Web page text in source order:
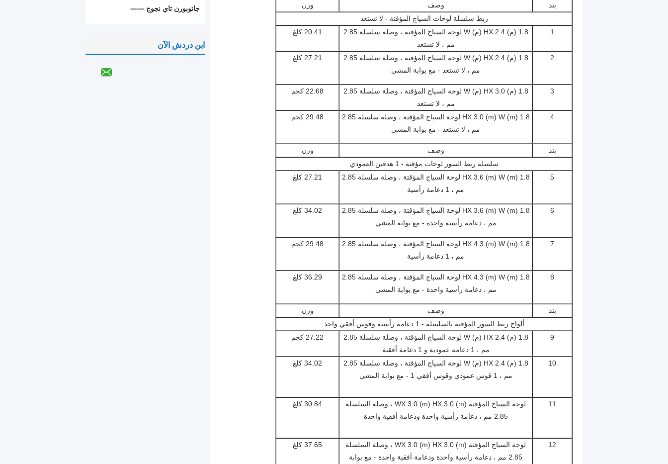
—— جاتوبورن تاي نجوج
ابن دردش الآن
بند
وصف
وزن
ربط سلسلة لوحات السياج المؤقتة - لا تستعد
1
1.8 (م) HX 2.4 (م) W لوحة السياج المؤقتة ، وصلة سلسلة 2.85
مم ، لا تستعد
20.41 كلغ
2
1.8 (م) HX 2.4 (م) W لوحة السياج المؤقتة ، وصلة سلسلة 2.85
مم ، لا تستعد - مع بوابة المشي
27.21 كلغ
3
1.8 (م) HX 3.0 (م) W لوحة السياج المؤقتة ، وصلة سلسلة 2.85
مم ، لا تستعد
22.68 كجم
4
1.8 (m) HX 3.0 (m) W لوحة السياج المؤقتة ، وصلة سلسلة 2.85
مم ، لا تستعد - مع بوابة المشي
29.48 كجم
بند وصف
وزن
سلسلة ربط السور لوحات مؤقتة - 1 هدفين العمودي
5
1.8 (m) HX 3.6 (m) W لوحة السياج المؤقتة ، وصلة سلسلة 2.85
مم ، 1 دعامة رأسية
27.21 كلغ
6
1.8 (m) HX 3.6 (m) W لوحة السياج المؤقتة ، وصلة سلسلة 2.85
مم ، دعامة رأسية واحدة - مع بوابة المشي
34.02 كلغ
7
1.8 (m) HX 4.3 (m) W لوحة السياج المؤقتة ، وصلة سلسلة 2.85
مم ، 1 دعامة رأسية
29.48 كجم
8
1.8 (m) HX 4.3 (m) W لوحة السياج المؤقتة ، وصلة سلسلة 2.85
مم ، دعامة رأسية واحدة - مع بوابة المشي
36.29 كلغ
بند وصف
وزن
ألواح ربط السور المؤقتة بالسلسلة - 1 دعامة رأسية وقوس أفقي واحد
9
1.8 (م) HX 2.4 (م) W لوحة السياج المؤقتة ، وصلة سلسلة 2.85
مم ، 1 دعامة عمودية و 1 دعامة أفقية
27.22 كجم
10
1.8 (م) HX 2.4 (م) W لوحة السياج المؤقتة ، وصلة سلسلة 2.85
مم ، 1 قوس عمودي وقوس أفقي 1 - مع بوابة المشي
34.02 كلغ
11
لوحة السياج المؤقتة WX 3.0 (m) HX 3.0 (m) ، وصلة السلسلة
2.85 مم ، دعامة رأسية واحدة ودعامة أفقية واحدة
30.84 كلغ
12
لوحة السياج المؤقتة WX 3.0 (m) HX 3.0 (m) ، وصلة السلسلة
2.85 مم ، دعامة رأسية واحدة ودعامة أفقية واحدة - مع بوابة
37.65 كلغ